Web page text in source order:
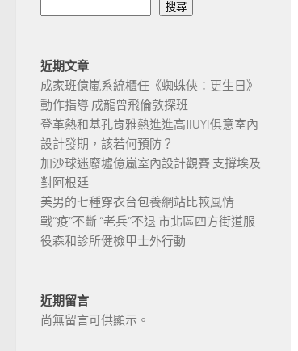
搜尋
近期文章
成家班億嵐系統櫃任《蜘蛛俠：更生日》
動作指導 成龍曾飛倫敦探班
登革熱和基孔肯雅熱進進高JIUYI俱意室內
設計發期，該若何預防？
加沙球迷廢墟億嵐室內設計觀賽 支撐埃及
對阿根廷
美男的七種穿衣台包養網站比較風情
戰“疫”不斷 “老兵”不退 市北區四方街道服
役森和診所健檢甲士外行動
近期留言
尚無留言可供顯示。